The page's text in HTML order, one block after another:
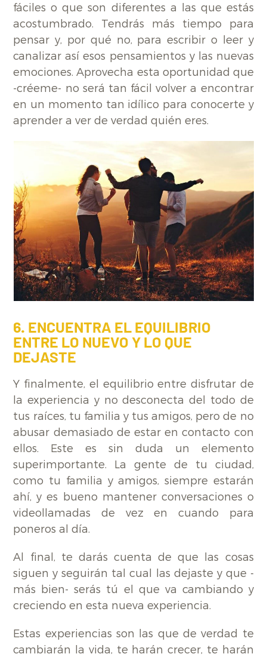
fáciles o que son diferentes a las que estás
acostumbrado. Tendrás más tiempo para
pensar y, por qué no, para escribir o leer y
canalizar así esos pensamientos y las nuevas
emociones. Aprovecha esta oportunidad que
-créeme- no será tan fácil volver a encontrar
en un momento tan idílico para conocerte y
aprender a ver de verdad quién eres.
6. ENCUENTRA EL EQUILIBRIO
ENTRE LO NUEVO Y LO QUE
DEJASTE
Y finalmente, el equilibrio entre disfrutar de
la experiencia y no desconecta del todo de
tus raíces, tu familia y tus amigos, pero de no
abusar demasiado de estar en contacto con
ellos. Este es sin duda un elemento
superimportante. La gente de tu ciudad,
como tu familia y amigos, siempre estarán
ahí, y es bueno mantener conversaciones o
videollamadas de vez en cuando para
poneros al día.
Al final, te darás cuenta de que las cosas
siguen y seguirán tal cual las dejaste y que -
más bien- serás tú el que va cambiando y
creciendo en esta nueva experiencia.
Estas experiencias son las que de verdad te
cambiarán la vida, te harán crecer, te harán